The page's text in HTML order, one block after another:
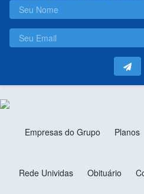
Empresas do Grupo Planos
Rede Unividas Obituário